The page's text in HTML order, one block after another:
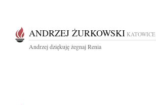
ANDRZEJ ŻURKOWSKI KATOWICE
Andrzej dziękuję żegnaj Renia